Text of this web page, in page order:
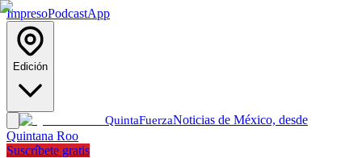
ImpresoPodcastApp
Edición
QuintaFuerzaNoticias de México, desde
Quintana Roo
Suscríbete gratis